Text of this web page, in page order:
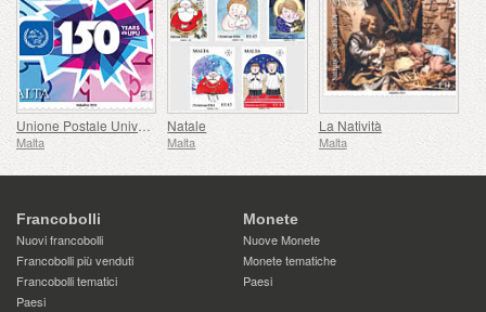
Unione Postale Universale - 150° Anniversario
Malta
Natale
Malta
La Natività
Malta
Francobolli
Nuovi francobolli
Francobolli più venduti
Francobolli tematici
Paesi
Monete
Nuove Monete
Monete tematiche
Paesi